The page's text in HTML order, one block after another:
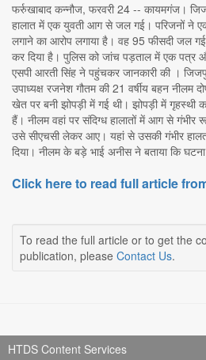
फर्रुखाबाद कन्नौज, फरवरी 24 -- कायमगंज।
हालात में एक युवती आग से जल गई। परिजनों ने
लगाने का आरोप लगाया है। वह 95 फीसदी जल
कर दिया है। पुलिस को जांच पड़ताल में एक पत्र
एसपी आरती सिंह ने पहुंचकर जानकारी की ।
उपाध्यक्ष रजनेश गौतम की 21 वर्षीय बहन नीलम
खेत पर बनी झोपड़ी में गई थी। झोपड़ी में गृहस्थी
हैं। नीलम वहां पर संदिग्ध हालातों में आग से गंभीर
उसे सीएचसी लेकर आए। यहां से उसकी गंभीर
दिया। नीलम के बड़े भाई अनीस ने बताया कि
Click here to read full article
To read the full article or to get the
publication, please Contact Us.
HTDS Content Services